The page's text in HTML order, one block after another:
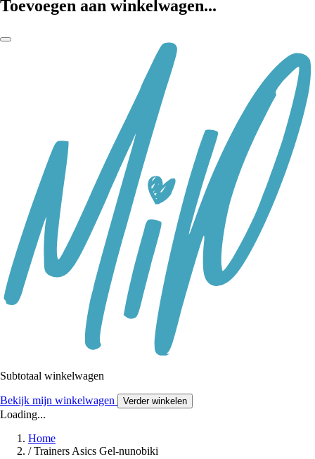
Toevoegen aan winkelwagen...
Subtotaal winkelwagen
Bekijk mijn winkelwagen Verder winkelen
Loading...
Home
/ Trainers Asics Gel-nunobiki